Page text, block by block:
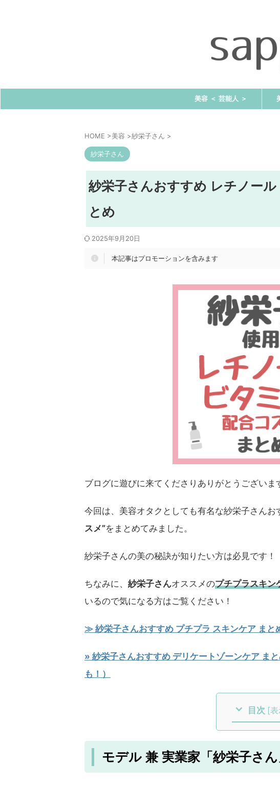
美容 ＜ 芸能人 ＞
HOME >美容 >紗栄子さん >
紗栄子さん
紗栄子さんおすすめ レチノー
とめ
2025年9月20日
本記事はプロモーションを含みます
ブログに遊びに来てくださりありがとうございま
今回は、美容オタクとしても有名な紗栄子さんお
スメ”をまとめてみました。
紗栄子さんの美の秘訣が知りたい方は必見です！
ちなみに、 紗栄子さんオススメのプチプラスキン
いるので気になる方はご覧ください！
≫ 紗栄子さんおすすめ プチプラ スキンケア まと
» 紗栄子さんおすすめ デリケートゾーンケア ま
も！）
目次 [
モデル 兼 実業家「紗栄子さん